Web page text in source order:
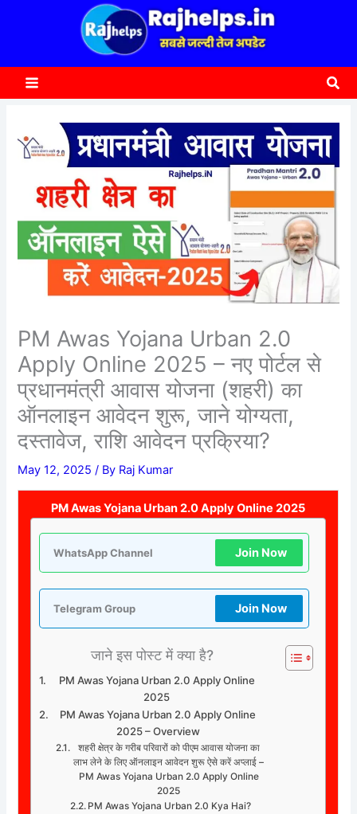
PM Awas Yojana Urban 2.0
Apply Online 2025 – नए पोर्टल से
प्रधानमंत्री आवास योजना (शहरी) का
ऑनलाइन आवेदन शुरू, जाने योग्यता,
दस्तावेज, राशि आवेदन प्रक्रिया?
May 12, 2025/ By Raj Kumar
PM Awas Yojana Urban 2.0 Apply Online 2025
WhatsApp Channel Join Now
Telegram Group Join Now
जाने इस पोस्ट में क्या है?
PM Awas Yojana Urban 2.0 Apply Online
2025
PM Awas Yojana Urban 2.0 Apply Online
2025 – Overview
शहरी क्षेत्र के गरीब परिवारों को पीएम आवास योजना का
लाभ लेने के लिए ऑनलाइन आवेदन शुरू ऐसे करें अप्लाई –
PM Awas Yojana Urban 2.0 Apply Online
2025
PM Awas Yojana Urban 2.0 Kya Hai?
c